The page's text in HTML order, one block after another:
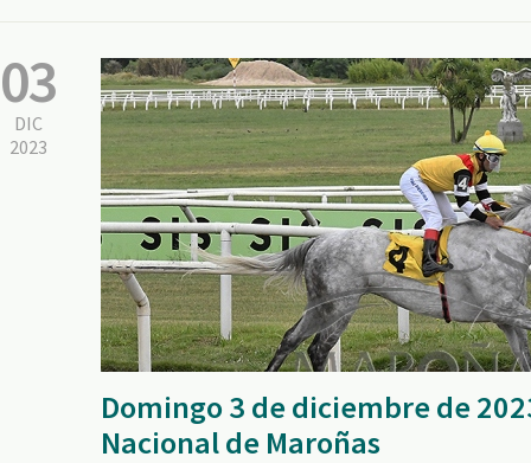
03
DIC
2023
Domingo 3 de diciembre de
Nacional de Maroñas